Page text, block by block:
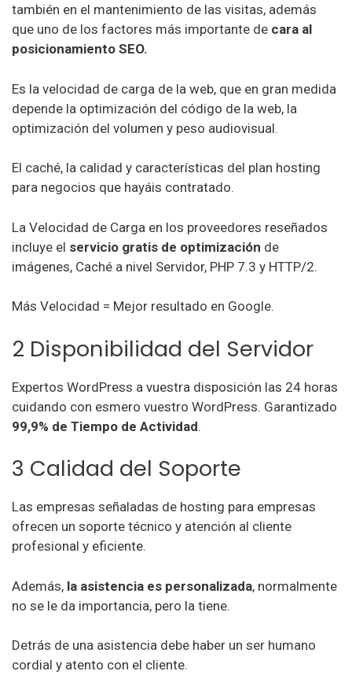
también en el mantenimiento de las visitas, además
que uno de los factores más importante de cara al
posicionamiento SEO.
Es la velocidad de carga de la web, que en gran medida
depende la optimización del código de la web, la
optimización del volumen y peso audiovisual.
El caché, la calidad y características del plan hosting
para negocios que hayáis contratado.
La Velocidad de Carga en los proveedores reseñados
incluye el servicio gratis de optimización de
imágenes, Caché a nivel Servidor, PHP 7.3 y HTTP/2.
Más Velocidad = Mejor resultado en Google.
2 Disponibilidad del Servidor
Expertos WordPress a vuestra disposición las 24 horas
cuidando con esmero vuestro WordPress. Garantizado
99,9% de Tiempo de Actividad.
3 Calidad del Soporte
Las empresas señaladas de hosting para empresas
ofrecen un soporte técnico y atención al cliente
profesional y eficiente.
Además, la asistencia es personalizada, normalmente
no se le da importancia, pero la tiene.
Detrás de una asistencia debe haber un ser humano
cordial y atento con el cliente.